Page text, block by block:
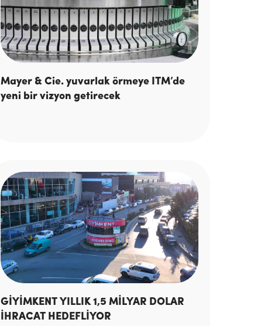
Mayer & Cie. yuvarlak örmeye ITM’de
yeni bir vizyon getirecek
GİYİMKENT YILLIK 1,5 MİLYAR DOLAR
İHRACAT HEDEFLİYOR